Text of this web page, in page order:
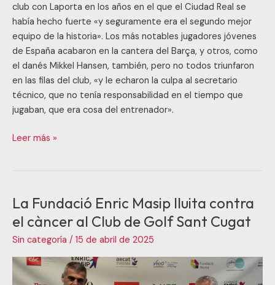
club con Laporta en los años en el que el Ciudad Real se
había hecho fuerte «y seguramente era el segundo mejor
equipo de la historia». Los más notables jugadores jóvenes
de España acabaron en la cantera del Barça, y otros, como
el danés Mikkel Hansen, también, pero no todos triunfaron
en las filas del club, «y le echaron la culpa al secretario
técnico, que no tenía responsabilidad en el tiempo que
jugaban, que era cosa del entrenador».
Leer más »
La Fundació Enric Masip lluita contra
el càncer al Club de Golf Sant Cugat
Sin categoría / 15 de abril de 2025
La
Fundació
Enric
Masip
lluita
contra